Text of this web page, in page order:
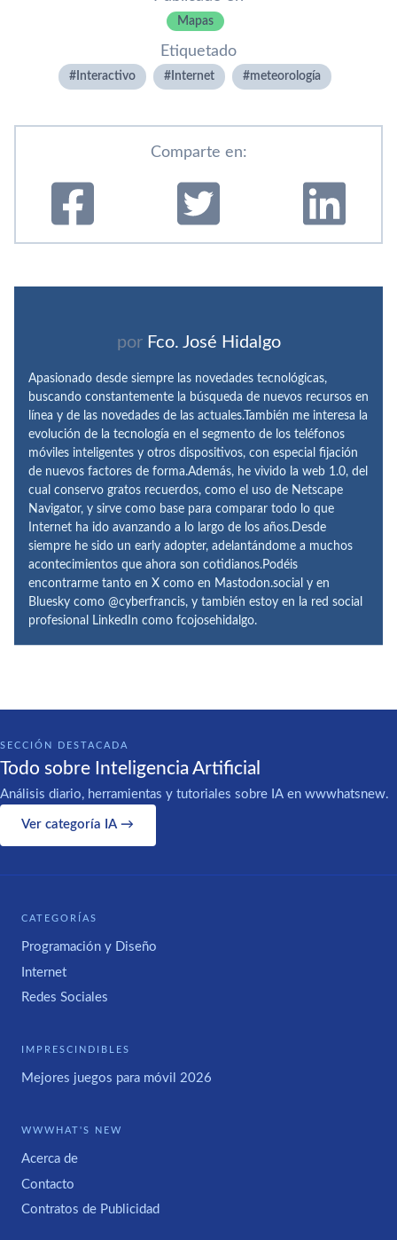
Mapas
Etiquetado
Interactivo Internet meteorologí­a
Comparte en:
por Fco. José Hidalgo
Apasionado desde siempre las novedades tecnológicas,
buscando constantemente la búsqueda de nuevos recursos en
línea y de las novedades de las actuales.También me interesa la
evolución de la tecnología en el segmento de los teléfonos
móviles inteligentes y otros dispositivos, con especial fijación
de nuevos factores de forma.Además, he vivido la web 1.0, del
cual conservo gratos recuerdos, como el uso de Netscape
Navigator, y sirve como base para comparar todo lo que
Internet ha ido avanzando a lo largo de los años.Desde
siempre he sido un early adopter, adelantándome a muchos
acontecimientos que ahora son cotidianos.Podéis
encontrarme tanto en X como en Mastodon.social y en
Bluesky como @cyberfrancis, y también estoy en la red social
profesional LinkedIn como fcojosehidalgo.
SECCIÓN DESTACADA
Todo sobre Inteligencia Artificial
Análisis diario, herramientas y tutoriales sobre IA en wwwhatsnew.
Ver categoría IA →
CATEGORÍAS
Programación y Diseño
Internet
Redes Sociales
IMPRESCINDIBLES
Mejores juegos para móvil 2026
WWWHAT'S NEW
Acerca de
Contacto
Contratos de Publicidad